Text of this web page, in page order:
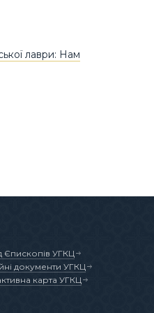
лаври: Нам
Єпископів УГКЦ
документи УГКЦ
карта УГКЦ